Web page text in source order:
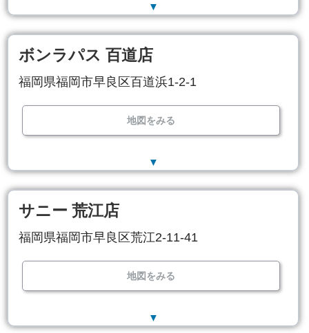
▼
ボンラパス 百道店
福岡県福岡市早良区百道浜1-2-1
地図をみる
▼
サニー 荒江店
福岡県福岡市早良区荒江2-11-41
地図をみる
▼